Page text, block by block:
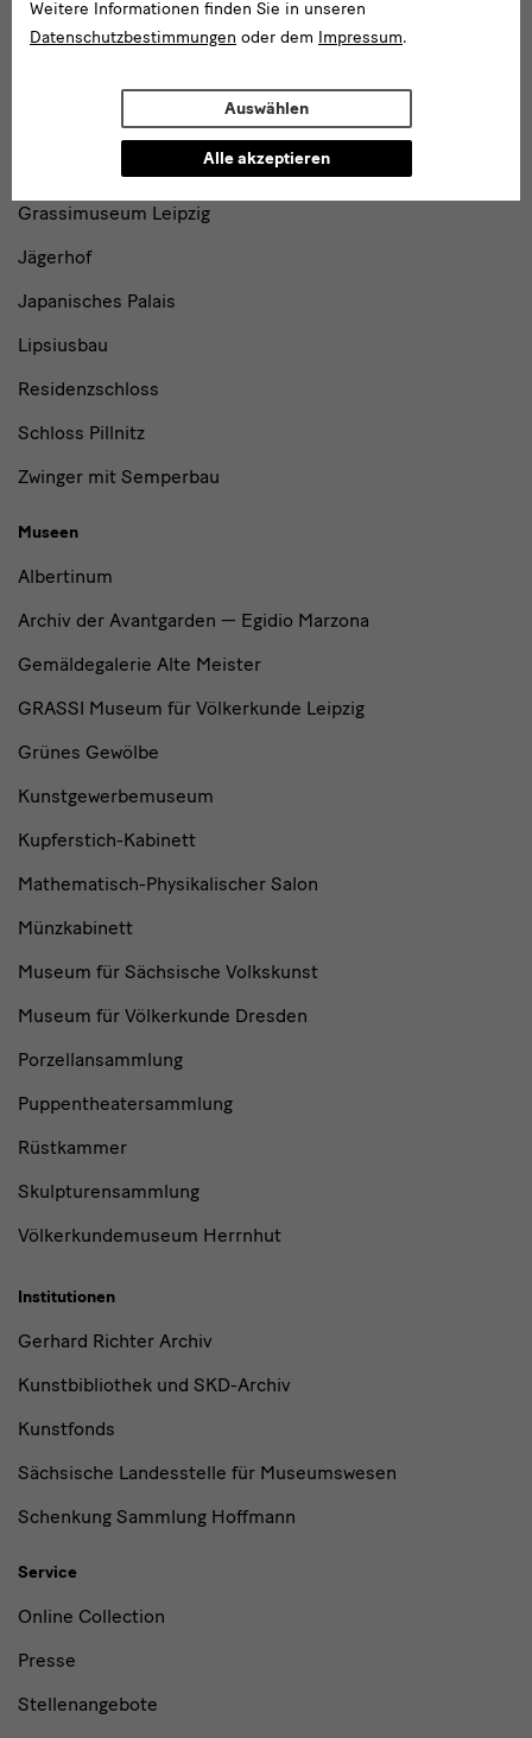
Weitere Informationen finden Sie in unseren
Datenschutzbestimmungen oder dem Impressum.
Auswählen
Alle akzeptieren
Institutionen
Grassimuseum Leipzig
Jägerhof
Japanisches Palais
Lipsiusbau
Residenzschloss
Schloss Pillnitz
Zwinger mit Semperbau
Museen
Albertinum
Archiv der Avantgarden — Egidio Marzona
Gemäldegalerie Alte Meister
GRASSI Museum für Völkerkunde Leipzig
Grünes Gewölbe
Kunstgewerbemuseum
Kupferstich-Kabinett
Mathematisch-Physikalischer Salon
Münzkabinett
Museum für Sächsische Volkskunst
Museum für Völkerkunde Dresden
Porzellansammlung
Puppentheatersammlung
Rüstkammer
Skulpturensammlung
Völkerkundemuseum Herrnhut
Institutionen
Gerhard Richter Archiv
Kunstbibliothek und SKD-Archiv
Kunstfonds
Sächsische Landesstelle für Museumswesen
Schenkung Sammlung Hoffmann
Service
Online Collection
Presse
Stellenangebote